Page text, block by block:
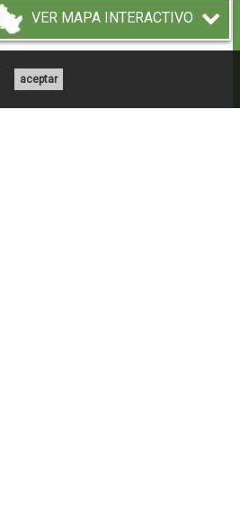
VER MAPA INTERACTIVO
aceptar